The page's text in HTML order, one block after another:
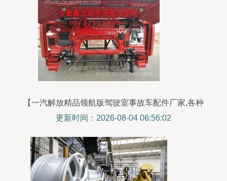
【一汽解放精品领航版驾驶室事故车配件厂家,各种
车型驾驶室批发零售价格,图片,配件厂家】
更新时间：2026-08-04 06:56:02